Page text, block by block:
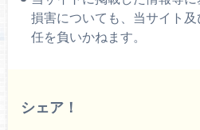
損害についても、当サイト
任を負いかねます。
シェア！